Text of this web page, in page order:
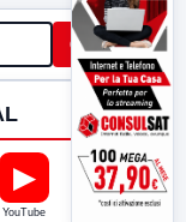
Cerca
▶
YouTube